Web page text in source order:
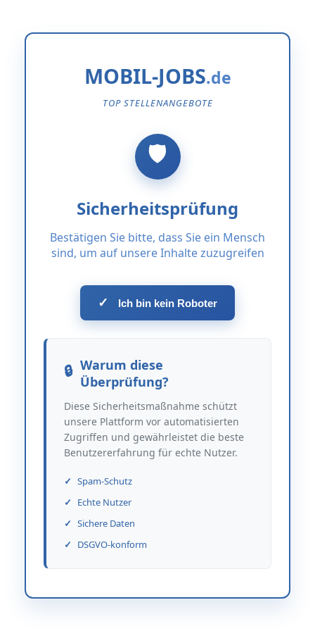
MOBIL-JOBS
TOP STELLENANGEBOTE
Sicherheitsprüfung
Bestätigen Sie bitte, dass Sie ein Mensch
sind, um auf unsere Inhalte zuzugreifen
✓ Ich bin kein Roboter
Warum diese
Überprüfung?
Diese Sicherheitsmaßnahme schützt
unsere Plattform vor automatisierten
Zugriffen und gewährleistet die beste
Benutzererfahrung für echte Nutzer.
Spam-Schutz
Echte Nutzer
Sichere Daten
DSGVO-konform